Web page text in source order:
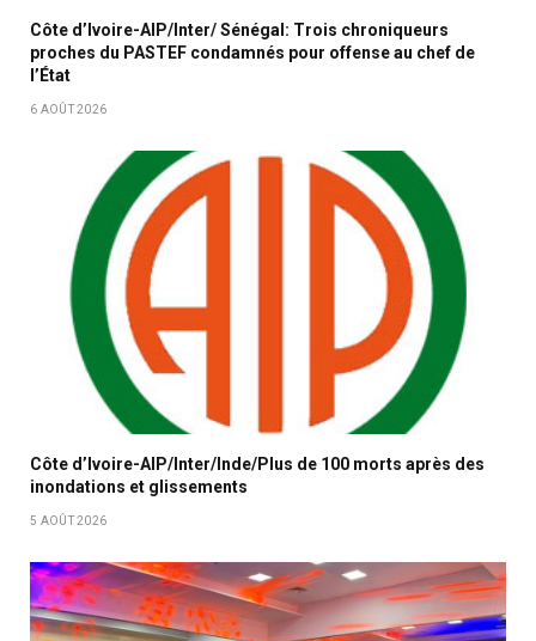
Côte d’Ivoire-AIP/Inter/ Sénégal: Trois chroniqueurs
proches du PASTEF condamnés pour offense au chef de
l’État
6 AOÛT 2026
Côte d’Ivoire-AIP/Inter/Inde/Plus de 100 morts après des
inondations et glissements
5 AOÛT 2026